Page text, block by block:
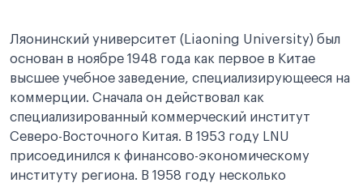
Ляонинский университет (Liaoning University) был
основан в ноябре 1948 года как первое в Китае
высшее учебное заведение, специализирующееся на
коммерции. Сначала он действовал как
специализированный коммерческий институт
Северо-Восточного Китая. В 1953 году LNU
присоединился к финансово-экономическому
институту региона. В 1958 году несколько